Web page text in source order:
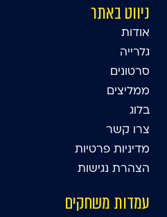
ניווט באתר
אודות
גלרייה
סרטונים
ממליצים
בלוג
צרו קשר
מדיניות פרטיות
הצהרת נגישות
עמדות משחקים